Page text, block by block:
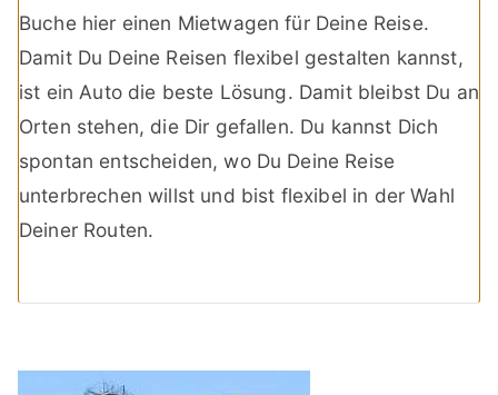
Buche hier einen Mietwagen für Deine Reise.
Damit Du Deine Reisen flexibel gestalten kannst,
ist ein Auto die beste Lösung. Damit bleibst Du an
Orten stehen, die Dir gefallen. Du kannst Dich
spontan entscheiden, wo Du Deine Reise
unterbrechen willst und bist flexibel in der Wahl
Deiner Routen.